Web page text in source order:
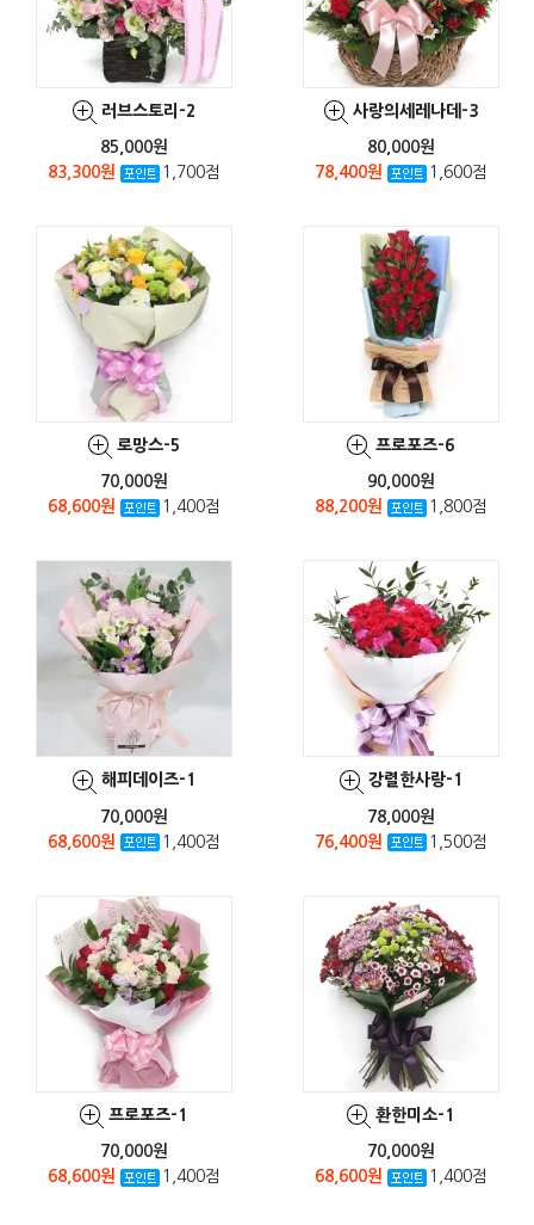
러브스토리-2
85,000원
83,300원
1,700점
사랑의세레나데-3
80,000원
78,400원
1,600점
로망스-5
70,000원
68,600원
1,400점
프로포즈-6
90,000원
88,200원
1,800점
해피데이즈-1
70,000원
68,600원
1,400점
강렬한사랑-1
78,000원
76,400원
1,500점
프로포즈-1
70,000원
68,600원
1,400점
환한미소-1
70,000원
68,600원
1,400점